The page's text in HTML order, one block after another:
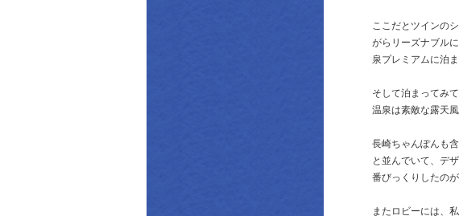
ここだとツインの
がらリーズナブル
泉プレミアムに泊
そして泊まってみ
温泉は素敵な露天
長崎ちゃんぽんも
と並んでいて、デ
番びっくりしたの
またロビーには、